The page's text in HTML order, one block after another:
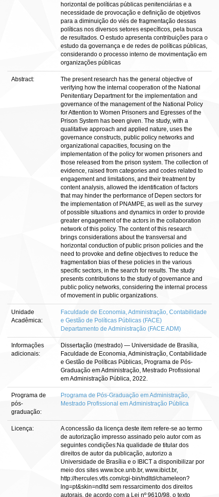
horizontal de políticas públicas penitenciárias e a
necessidade de provocação e definição de objetivos
para a diminuição do viés de fragmentação dessas
políticas nos diversos setores específicos, pela busca
de resultados. O estudo apresenta contribuições para o
estudo da governança e de redes de políticas públicas,
considerando o processo interno de movimentação em
organizações públicas
Abstract:
The present research has the general objective of
verifying how the internal cooperation of the National
Penitentiary Department for the implementation and
governance of the management of the National Policy
for Attention to Women Prisoners and Egresses of the
Prison System has been given. The study, with a
qualitative approach and applied nature, uses the
governance constructs, public policy networks and
organizational capacities, focusing on the
implementation of the policy for women prisoners and
those released from the prison system. The collection of
evidence, raised from categories and codes related to
engagement and limitations, and their treatment by
content analysis, allowed the identification of factors
that may hinder the performance of Depen sectors for
the implementation of PNAMPE, as well as the survey
of possible situations and dynamics in order to provide
greater engagement of the actors in the collaboration
network of this policy. The content of this research
brings considerations about the transversal and
horizontal conduction of public prison policies and the
need to provoke and define objectives to reduce the
fragmentation bias of these policies in the various
specific sectors, in the search for results. The study
presents contributions to the study of governance and
public policy networks, considering the internal process
of movement in public organizations.
Unidade
Acadêmica:
Faculdade de Economia, Administração, Contabilidade
e Gestão de Políticas Públicas (FACE)
Departamento de Administração (FACE ADM)
Informações
adicionais:
Dissertação (mestrado) — Universidade de Brasília,
Faculdade de Economia, Administração, Contabilidade
e Gestão de Políticas Públicas, Programa de Pós-
Graduação em Administração, Mestrado Profissional
em Administração Pública, 2022.
Programa de
pós-
graduação:
Programa de Pós-Graduação em Administração,
Mestrado Profissional em Administração Pública
Licença:
A concessão da licença deste item refere-se ao termo
de autorização impresso assinado pelo autor com as
seguintes condições:Na qualidade de titular dos
direitos de autor da publicação, autorizo a
Universidade de Brasília e o IBICT a disponibilizar por
meio dos sites www.bce.unb.br, www.ibict.br,
http://hercules.vtls.com/cgi-bin/ndltd/chameleon?
lng=pt&skin=ndltd sem ressarcimento dos direitos
autorais, de acordo com a Lei nº 9610/98, o texto